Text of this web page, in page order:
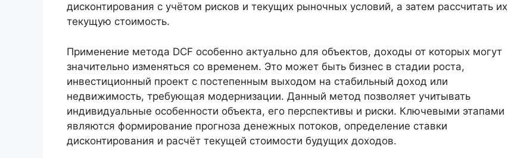
дисконтирования с учётом рисков и текущих рыночных условий, а затем рассчитать их
текущую стоимость.
Применение метода DCF особенно актуально для объектов, доходы от которых могут
значительно изменяться со временем. Это может быть бизнес в стадии роста,
инвестиционный проект с постепенным выходом на стабильный доход или
недвижимость, требующая модернизации. Данный метод позволяет учитывать
индивидуальные особенности объекта, его перспективы и риски. Ключевыми этапами
являются формирование прогноза денежных потоков, определение ставки
дисконтирования и расчёт текущей стоимости будущих доходов.